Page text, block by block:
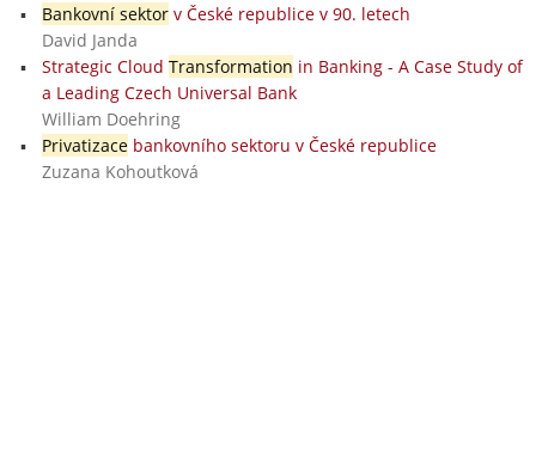
Bankovní sektorv České republice v 90. letech
David Janda
Strategic Cloud Transformation in Banking - A Case Study of
a Leading Czech Universal Bank
William Doehring
Privatizacebankovního sektoru v České republice
Zuzana Kohoutková